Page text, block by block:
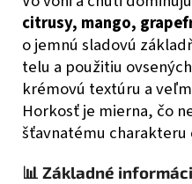
citrusy, mango,
o jemnú sladovú
telu a použitiu
krémovú textúru a
Horkosť je mierna, čo
šťavnatému charakteru
📊 Základné